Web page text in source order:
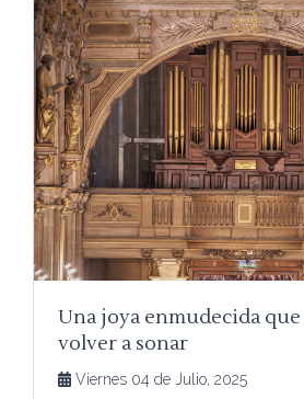
Una joya enmudecida
volver a sonar
Viernes 04 de Julio, 2025